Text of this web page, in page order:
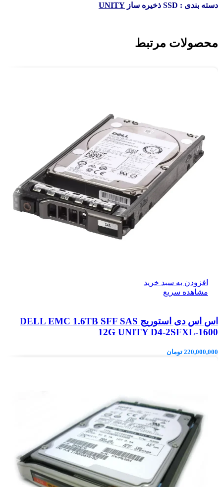
دسته بندی : SSD ذخیره ساز UNITY
محصولات مرتبط
افزودن به سبد خرید
مشاهده سریع
اس اس دی استوریج DELL EMC 1.6TB SFF SAS
12G UNITY D4-2SFXL-1600
220,000,000 تومان